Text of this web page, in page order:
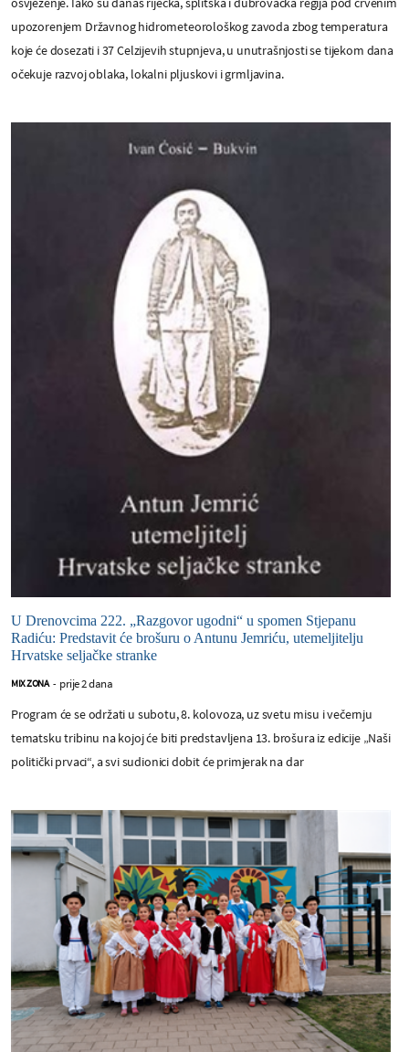
upozorenjem Državnog hidrometeorološkog zavoda zbog temperatura
koje će dosezati i 37 Celzijevih stupnjeva, u unutrašnjosti se tijekom dana
očekuje razvoj oblaka, lokalni pljuskovi i grmljavina.
U Drenovcima 222. „Razgovor ugodni“ u spomen Stjepanu
Radiću: Predstavit će brošuru o Antunu Jemriću, utemeljitelju
Hrvatske seljačke stranke
MIX ZONA - prije 2 dana
Program će se održati u subotu, 8. kolovoza, uz svetu misu i večernju
tematsku tribinu na kojoj će biti predstavljena 13. brošura iz edicije „Naši
politički prvaci“, a svi sudionici dobit će primjerak na dar